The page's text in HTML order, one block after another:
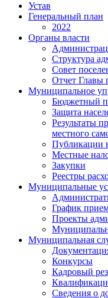
Устав
Генеральный план
2022
Органы власти
Структура
Совет
Отчет Главы
Муниципальное
Бюджетный
Защита
Результаты
местного
Публикации
Местные
Закупки
Реестры
Муниципальные
График
Проекты
Муниципальная
Конкурсы
Кадровый
Сведения о